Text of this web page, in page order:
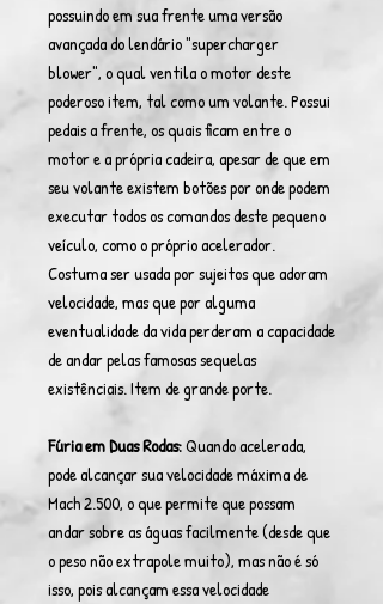
possuindo em sua frente uma versão
avançada do lendário "supercharger
blower", o qual ventila o motor deste
poderoso item, tal como um volante. Possui
pedais a frente, os quais ficam entre o
motor e a própria cadeira, apesar de que em
seu volante existem botões por onde podem
executar todos os comandos deste pequeno
veículo, como o próprio acelerador.
Costuma ser usada por sujeitos que adoram
velocidade, mas que por alguma
eventualidade da vida perderam a capacidade
de andar pelas famosas sequelas
existênciais. Item de grande porte.
Fúria em Duas Rodas:Quando acelerada,
pode alcançar sua velocidade máxima de
Mach 2.500, o que permite que possam
andar sobre as águas facilmente (desde que
o peso não extrapole muito), mas não é só
isso, pois alcançam essa velocidade